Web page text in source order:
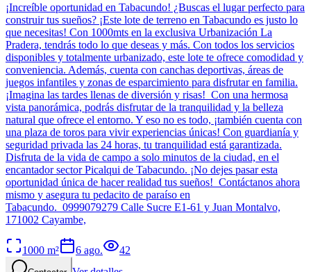
¡Increíble oportunidad en Tabacundo! ¿Buscas el lugar perfecto para
construir tus sueños? ¡Este lote de terreno en Tabacundo es justo lo
que necesitas! Con 1000mts en la exclusiva Urbanización La
Pradera, tendrás todo lo que deseas y más. Con todos los servicios
disponibles y totalmente urbanizado, este lote te ofrece comodidad y
conveniencia. Además, cuenta con canchas deportivas, áreas de
juegos infantiles y zonas de esparcimiento para disfrutar en familia.
¡Imagina las tardes llenas de diversión y risas! ‍ Con una hermosa
vista panorámica, podrás disfrutar de la tranquilidad y la belleza
natural que ofrece el entorno. Y eso no es todo, ¡también cuenta con
una plaza de toros para vivir experiencias únicas! Con guardianía y
seguridad privada las 24 horas, tu tranquilidad está garantizada.
Disfruta de la vida de campo a solo minutos de la ciudad, en el
encantador sector Picalqui de Tabacundo. ¡No dejes pasar esta
oportunidad única de hacer realidad tus sueños! Contáctanos ahora
mismo y asegura tu pedacito de paraíso en
Tabacundo. 0999079279 Calle Sucre E1-61 y Juan Montalvo,
171002 Cayambe,
1000 m² 6 ago. 42